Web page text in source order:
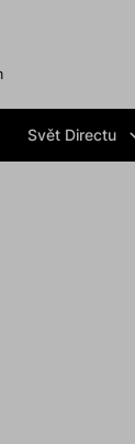
Svět Directu